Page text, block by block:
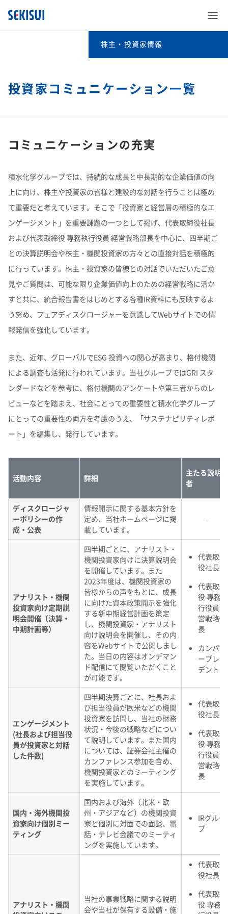
難病治療のための研究
モビリティへの取り組み
火災への取り組み
熱対策への取り組み
老朽化するインフラへの取り組み
SEKISUI｜Connect with
コーポレート・ベンチャー・キ
ご挨拶
理念体系
理念体系
社是
グループビジョン
長期ビジョン
会社案内
会社案内
会社概要
歴史・沿革
コーポレート・ガバナンス
会社案内パンフレット
資材調達
取引先からの相談・通報
グローバルネットワーク
国内事業所
国内工場
国内研究所
日本
米州（北米・中南米）
欧州
亜細亜・大洋州
研究開発
知的財産
事例紹介
コーポレート・ベンチャー・キャピタル
スポーツ活動支援
広告・ブランド
企業広告
女子陸上競技部
SEKISUI × SPORTS
挑戦のTASUKI
株主・投資家情報 TOP
経営情報
経営情報
社長メッセージ
取締役メッセージ
投資家向け企業概要
経営戦略(中期経営計画)
事業紹介
役員一覧
コーポレート・ガバナンス
R&D
経営環境のリスク
IRイベント
IRイベント
決算説明会
長期ビジョンおよび中期経営計画説明会
株主総会
株主様向け経営説明会
IR最新資料一式
IRライブラリ
決算短信・有価証券報告書
統合報告書
投資家用参考資料 私たちの「際立ち」
ファクトブック
サステナビリティレポート
コーポレート・ガバナンス報告書
会社案内パンフレット
業績予想
連結財務諸表の状況
連結業績推移
主な財務指標
セグメント別データ
住宅受注速報
株式・社債情報
株式・社債情報
株式情報
株価情報
株主還元（配当・自己株式取得）
株式に関するお手続きのご案内
定款・株式取扱規則
電子公告
個人投資家の皆様へ
個人投資家の皆様へ
成長の軌跡
さらなる成長へ
IRサポート
IRカレンダー
IRお問い合わせ
株主・投資家情報サイトマップ
株主・投資家情報サイトの使い方
免責事項
投資家コミュニケーション一覧
社長メッセージ 統合報告書 2025
早わかり！
積水化学の事業
サステナビリティ
サステナビリティ TOP
トップメッセージ
積水化学グループのサステナビリティ
社外からの評価
サステナビリティレポート
サステナビリティに関するお問い合わせ
サステナビリティレポート202
5
事業紹介
事業紹介 TOP
レジデンシャル
イノベーティブモビリティ
ライフサイエンス
新規事業創出
事業セグメント
採用情報
日本語 English 中文
株主・投資家情報
経営情報TOP
社長メッセージ​
取締役メッセージ​
投資家向け企業概要​
理念体系​
サステナビリティ​
長期ビジョン​
経営戦略(中期経営計画)​
事業紹介​
役員一覧​
コーポレート・ガバナンス​
R&D​
IRイベント
IRイベントTOP
決算説明会​
長期ビジョンおよび中期経営計画説明会​
その他イベント​
株主様向け経営説明会​
IRライブラリ
IRライブラリTOP
決算短信・有価証券報告書​
統合報告書​
投資家用参考資料 私たちの「際立ち」​
ファクトブック​
サステナビリティレポート​
コーポレート・ガバナンス報告書​
会社案内パンフレット​
積水化学グループ報告書（株主通信）​
業績・財務・ESGデータ
業績・財務・ESGデータTOP
業績予想​
連結財務諸表の状況​
主な財務指標​
セグメント別データ​
エリア別売上高​
住宅受注速報​
株式・社債情報
株式情報​
株価情報​
株主還元（配当・自己株式取得）​
社債・格付情報​
アナリストカバレッジ​
定款・株式取扱規則​
電子公告​
個人投資家の皆様へTOP
成長の軌跡​
積水化学の強み​
早わかり！積水化学の事業​
さらなる成長へ​
株主還元について​
IRサポート
IRサポートTOP
IRカレンダー​
IRメール配信​
IRお問い合わせ​
用語集​
株主・投資家情報サイトの使い方​
IRポリシー​
投資家コミュニケーション一覧​
投資家コミュニケーション一覧
コミュニケーションの充実
積水化学グループでは、持続的な成長と中長期的な企業価値の向
上に向け、株主や投資家の皆様と建設的な対話を行うことは極め
て重要だと考えています。そこで「投資家と経営層の積極的なエ
ンゲージメント」を重要課題の一つとして掲げ、代表取締役社長
および代表取締役 専務執行役員 経営戦略部長を中心に、四半期ご
との決算説明会や株主・機関投資家の方々との直接対話を積極的
に行っています。株主・投資家の皆様との対話でいただいたご意
見やご質問は、可能な限り企業価値向上のための経営戦略に活か
すと共に、統合報告書をはじめとする各種IR資料にも反映するよ
う努め、フェアディスクロージャーを意識してWebサイトでの情
報発信を強化しています。
また、近年、グローバルでESG 投資への関心が高まり、格付機関
による調査も活発に行われています。当社グループではGRI スタ
ンダードなどを参考に、格付機関のアンケートや第三者からのレ
ビューなどを踏まえ、社会にとっての重要性と積水化学グループ
にとっての重要性の両方を考慮のうえ、「サステナビリティレポ
ート」を編集し、発行しています。
活動内容 詳細
主たる説明
者
ディスクロージャ
ーポリシーの作
成・公表
情報開示に関する基本方針を
定め、当社ホームページに掲
載しています。
-
アナリスト・機関
投資家向け定期説
明会開催（決算・
中期計画等）
四半期ごとに、アナリスト・
機関投資家向けに決算説明会
を開催しています。また
2023年度は、機関投資家の
皆様からの声をもとに、成長
に向けた資本政策開示を強化
する新中期経営計画を策定
し、機関投資家・アナリスト
向け説明会を開催し、その内
容をWebサイトで公開しまし
た。当日の内容はオンデマン
ド配信にて閲覧いただくこと
が可能です。
代表取締
役社長
代表取締
役 専務執
行役員 経
営戦略部
長
カンパニ
ープレジ
デント
エンゲージメント
(社長および担当役
員が投資家と対話
した件数)
四半期決算ごとに、社長およ
び担当役員が欧米などの機関
投資家を訪問し、当社の財務
状況・今後の戦略などについ
て説明しています。また国内
については、証券会社主催の
カンファレンス参加を含め、
機関投資家とのミーティング
を実施しています。
代表取締
役社長
代表取締
役 専務執
行役員 経
営戦略部
長
国内・海外機関投
資家向け個別ミー
ティング
国内および海外（北米・欧
州・アジアなど）の機関投資
家と個別に対面での面談、電
話・テレビ会議でのミーティ
ングを実施しています。
IRグルー
プ
アナリスト・機関
当社の事業戦略に関する説明
会や当社が保有する設備・施
代表取締
役社長
代表取締
役 専務執